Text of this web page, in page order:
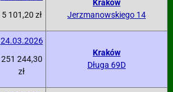
5 101,20 zł
Kraków
Jerzmanowskiego 14
24.03.2026
251 244,30
zł
Kraków
Długa 69D